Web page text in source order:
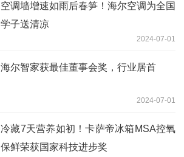
空调墙增速如雨后春笋！海尔空调为全国
学子送清凉
2024-07-01
海尔智家获最佳董事会奖，行业居首
2024-07-01
冷藏7天营养如初！卡萨帝冰箱MSA控氧
保鲜荣获国家科技进步奖